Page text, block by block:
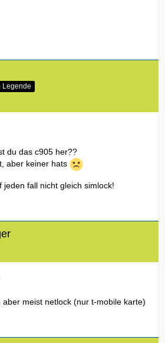
Legende
du das c905 her??
aber keiner hats
fall nicht gleich simlock!
meist netlock (nur t-mobile karte)